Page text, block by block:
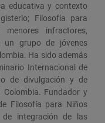
educativa y contexto
Filosofía para
infractores,
un grupo de jóvenes
Ha sido además
Internacional de
de divulgación y de
Fundador y
Filosofía para Niños
integración de las